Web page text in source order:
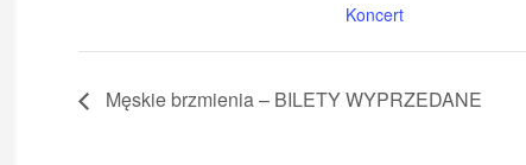
Koncert
Męskie brzmienia – BILETY WYPRZEDANE